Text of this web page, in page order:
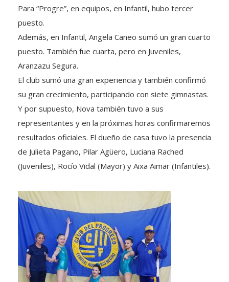
Para “Progre”, en equipos, en Infantil, hubo tercer
puesto.
Además, en Infantil, Angela Caneo sumó un gran cuarto
puesto. También fue cuarta, pero en Juveniles,
Aranzazu Segura.
El club sumó una gran experiencia y también confirmó
su gran crecimiento, participando con siete gimnastas.
Y por supuesto, Nova también tuvo a sus
representantes y en la próximas horas confirmaremos
resultados oficiales. El dueño de casa tuvo la presencia
de Julieta Pagano, Pilar Agüero, Luciana Rached
(Juveniles), Rocío Vidal (Mayor) y Aixa Aimar (Infantiles).